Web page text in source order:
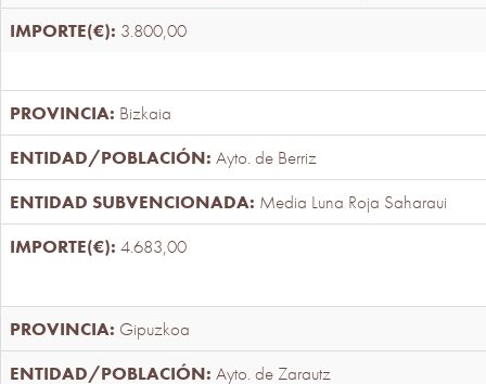
3.800,00
Bizkaia
Ayto. de Berriz
Media Luna Roja Saharaui
4.683,00
Gipuzkoa
Ayto. de Zarautz